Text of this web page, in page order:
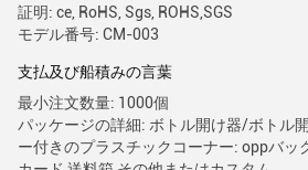
証明: ce, RoHS, Sgs, ROHS,SGS
モデル番号: CM-003
支払及び船積みの言葉
最小注文数量: 1000個
パッケージの詳細: ボトル開け器/ボトル
ー付きのプラスチックコーナー: oppバッ